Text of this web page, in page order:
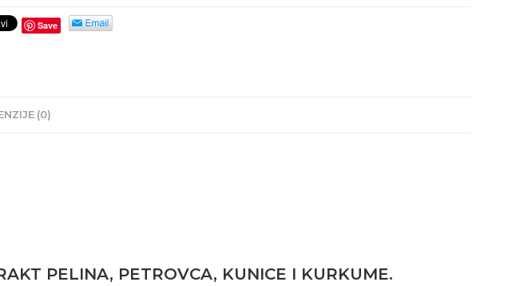
Save
(0)
PELINA, PETROVCA, KUNICE I KURKUME.